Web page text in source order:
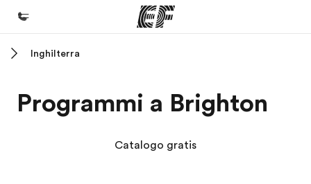
Programmi
Inghilterra
Programmi a Brighton
Catalogo gratis